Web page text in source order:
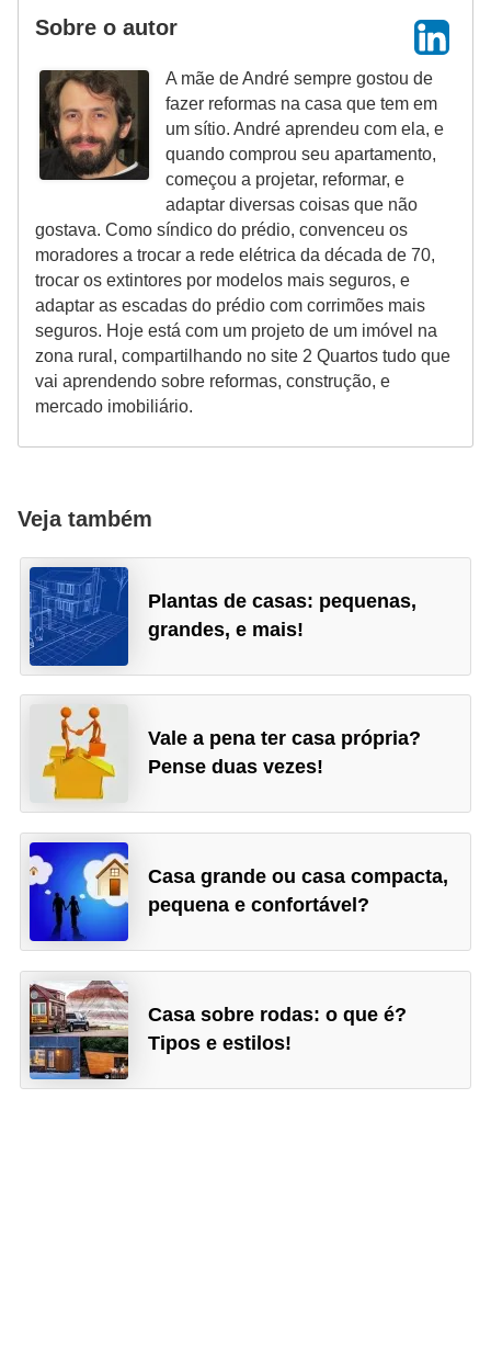
Sobre o autor
A mãe de André sempre gostou de
fazer reformas na casa que tem em
um sítio. André aprendeu com ela, e
quando comprou seu apartamento,
começou a projetar, reformar, e
adaptar diversas coisas que não
gostava. Como síndico do prédio, convenceu os
moradores a trocar a rede elétrica da década de 70,
trocar os extintores por modelos mais seguros, e
adaptar as escadas do prédio com corrimões mais
seguros. Hoje está com um projeto de um imóvel na
zona rural, compartilhando no site 2 Quartos tudo que
vai aprendendo sobre reformas, construção, e
mercado imobiliário.
Veja também
Plantas de casas: pequenas,
grandes, e mais!
Vale a pena ter casa própria?
Pense duas vezes!
Casa grande ou casa compacta,
pequena e confortável?
Casa sobre rodas: o que é?
Tipos e estilos!